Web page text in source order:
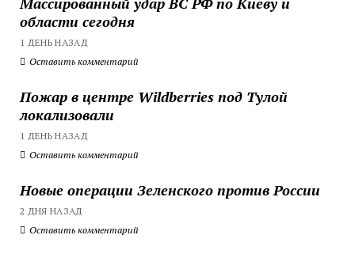
области сегодня
1 ДЕНЬ НАЗАД
Оставить комментарий
Пожар в центре Wildberries под Тулой
локализовали
1 ДЕНЬ НАЗАД
Оставить комментарий
Новые операции Зеленского против России
2 ДНЯ НАЗАД
Оставить комментарий